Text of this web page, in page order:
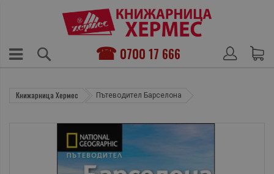
0700 17 666
Книжарница Хермес Пътеводител Барселона